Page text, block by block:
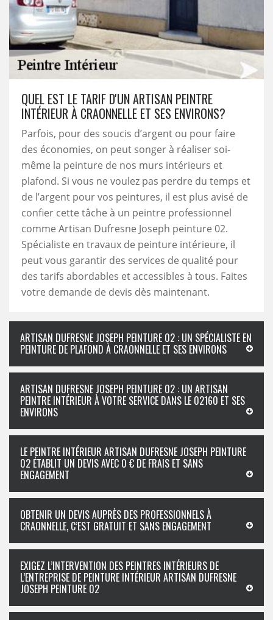
QUEL EST LE TARIF D'UN ARTISAN PEINTRE
INTÉRIEUR À CRAONNELLE ET SES ENVIRONS?
Parfois, pour des soucis d’argent ou pour faire
des économies, on peut songer à réaliser soi-
même la peinture de nos murs intérieurs et
plafond. Si vous ne voulez pas perdre du temps et
de l’argent pour vos peintures, il est plus avisé de
confier cette tâche à un peintre professionnel
comme Artisan Dufresne Joseph peinture 02.
Spécialiste en travaux de peinture intérieure, il
peut vous garantir des services de qualité pour
des tarifs abordables et accessibles à tous. Faites
votre demande de devis dès maintenant.
ARTISAN DUFRESNE JOSEPH PEINTURE 02 : UN SPÉCIALISTE EN
PEINTURE DE PLAFOND À CRAONNELLE ET SES ENVIRONS
ARTISAN DUFRESNE JOSEPH PEINTURE 02 : UN ARTISAN
PEINTRE INTÉRIEUR À VOTRE SERVICE DANS LE 02160 ET SES
ENVIRONS
LE PEINTRE INTÉRIEUR ARTISAN DUFRESNE JOSEPH PEINTURE
02 ÉTABLIT UN DEVIS AVEC 0 € DE FRAIS ET SANS
ENGAGEMENT
OBTENIR UN DEVIS AUPRÈS DES PROFESSIONNELS À
CRAONNELLE, C’EST GRATUIT ET SANS ENGAGEMENT
EXIGEZ L’INTERVENTION DES PEINTRES INTÉRIEURS DE
L’ENTREPRISE DE PEINTURE INTÉRIEUR ARTISAN DUFRESNE
JOSEPH PEINTURE 02